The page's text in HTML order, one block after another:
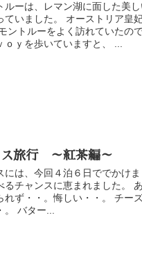
ルーは、レマン湖に面した美
ていました。 オーストリア皇
ントルーをよく訪れていたの
ｏｙを歩いていますと、 ...
ス旅行 ～紅茶編～
には、今回４泊６日ででかけ
るチャンスに恵まれました。
れず・・。悔しい・・。 チー
。 バター...